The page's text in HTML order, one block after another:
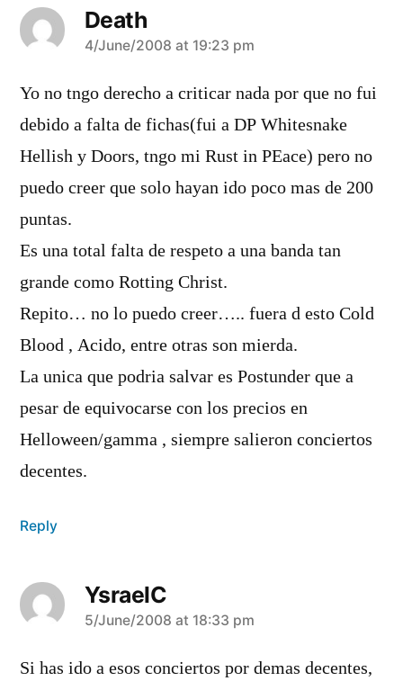
Death
says:
4/June/2008 at 19:23 pm
Yo no tngo derecho a criticar nada por que no fui
debido a falta de fichas(fui a DP Whitesnake
Hellish y Doors, tngo mi Rust in PEace) pero no
puedo creer que solo hayan ido poco mas de 200
puntas.
Es una total falta de respeto a una banda tan
grande como Rotting Christ.
Repito… no lo puedo creer….. fuera d esto Cold
Blood , Acido, entre otras son mierda.
La unica que podria salvar es Postunder que a
pesar de equivocarse con los precios en
Helloween/gamma , siempre salieron conciertos
decentes.
Reply
YsraelC
says:
5/June/2008 at 18:33 pm
Si has ido a esos conciertos por demas decentes,